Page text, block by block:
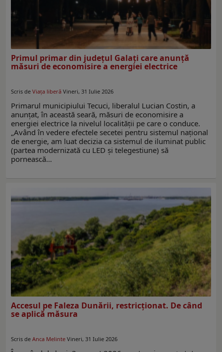
Primul primar din judeţul Galaţi care anunţă
măsuri de economisire a energiei electrice
Scris de Viaţa liberă Vineri, 31 Iulie 2026
Primarul municipiului Tecuci, liberalul Lucian Costin, a
anunţat, în această seară, măsuri de economisire a
energiei electrice la nivelul localităţii pe care o conduce.
„Având în vedere efectele secetei pentru sistemul național
de energie, am luat decizia ca sistemul de iluminat public
(partea modernizată cu LED și telegestiune) să
pornească…
Accesul pe Faleza Dunării, restricţionat. De când
se aplică măsura
Scris de Anca Melinte Vineri, 31 Iulie 2026